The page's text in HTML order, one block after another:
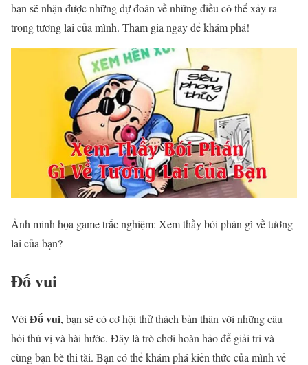
bạn sẽ nhận được những dự đoán về những điều có thể xảy ra
trong tương lai của mình. Tham gia ngay để khám phá!
Ảnh minh họa game trắc nghiệm: Xem thầy bói phán gì về tương
lai của bạn?
Đố vui
Với Đố vui, bạn sẽ có cơ hội thử thách bản thân với những câu
hỏi thú vị và hài hước. Đây là trò chơi hoàn hảo để giải trí và
cùng bạn bè thi tài. Bạn có thể khám phá kiến thức của mình về